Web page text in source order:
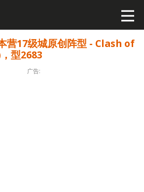
营17级城原创阵型 - Clash of
型2683
广告: